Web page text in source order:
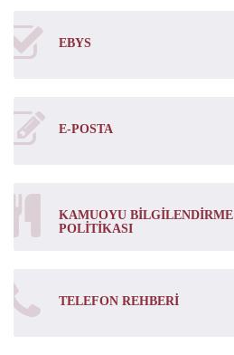
EBYS
E-POSTA
KAMUOYU BILGILENDIRME
POLITIKASI
TELEFON REHBERI